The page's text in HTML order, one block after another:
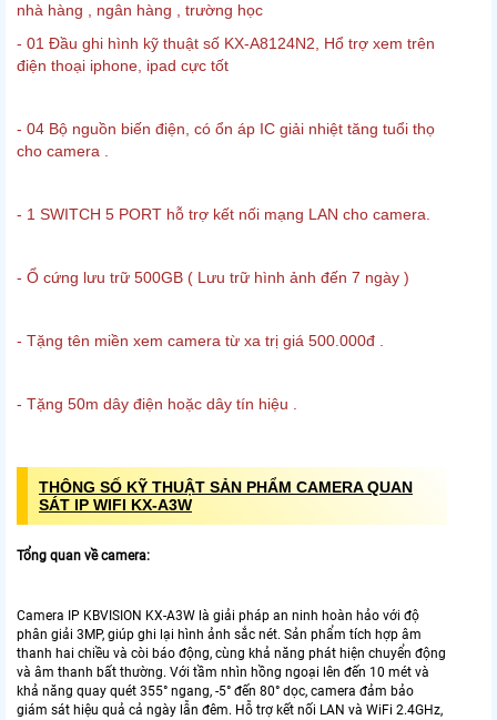
nhà hàng , ngân hàng , trường học
- 01 Đầu ghi hình kỹ thuật số KX-A8124N2, Hổ trợ xem trên
điện thoại iphone, ipad cực tốt
- 04 Bộ nguồn biến điện, có ổn áp IC giải nhiệt tăng tuổi thọ
cho camera .
- 1 SWITCH 5 PORT hỗ trợ kết nối mạng LAN cho camera.
- Ổ cứng lưu trữ 500GB ( Lưu trữ hình ảnh đến 7 ngày )
- Tặng tên miền xem camera từ xa trị giá 500.000đ .
- Tặng 50m dây điện hoặc dây tín hiệu .
THÔNG SỐ KỸ THUẬT SẢN PHẨM CAMERA QUAN
SÁT IP WIFI KX-A3W
Tổng quan về camera:
Camera IP KBVISION KX-A3W là giải pháp an ninh hoàn hảo với độ
phân giải 3MP, giúp ghi lại hình ảnh sắc nét. Sản phẩm tích hợp âm
thanh hai chiều và còi báo động, cùng khả năng phát hiện chuyển động
và âm thanh bất thường. Với tầm nhìn hồng ngoại lên đến 10 mét và
khả năng quay quét 355° ngang, -5° đến 80° dọc, camera đảm bảo
giám sát hiệu quả cả ngày lẫn đêm. Hỗ trợ kết nối LAN và WiFi 2.4GHz,